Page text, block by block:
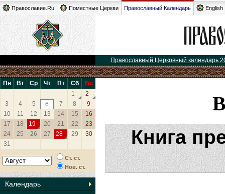
Православие.Ru Поместные Церкви Православный Календарь English
Православный Церковный календарь
Пн Вт Ср Чт Пт Сб
Вс
1
2
3
4 5 6 7 8
9
10
11 12 13 14 15
16
17
18 19 20 21 22
23
24
25 26 27 28 29
30
31
Ст. ст.
Нов. ст.
Календарь
Книга